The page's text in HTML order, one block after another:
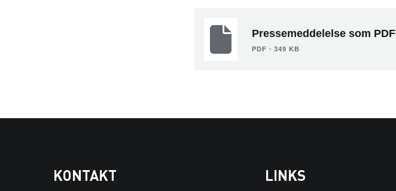
Pressemeddelelse som PDF
PDF ∙ 349 KB
KONTAKT LINKS